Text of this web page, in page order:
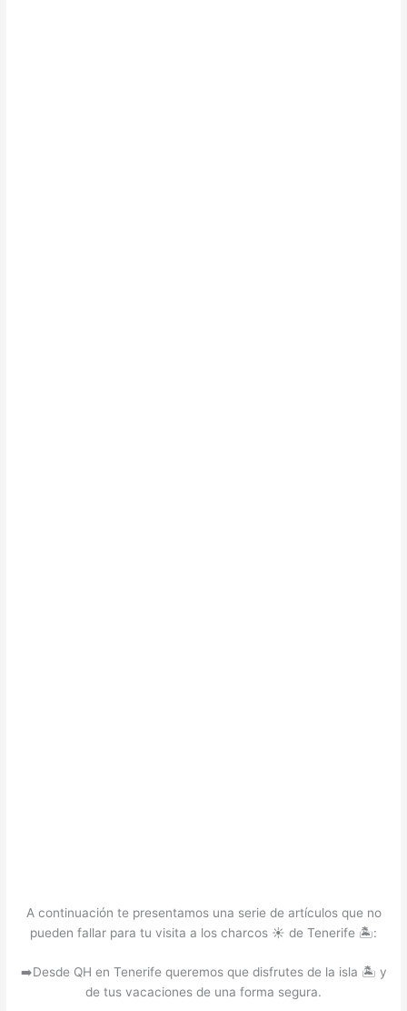
A continuación te presentamos una serie de artículos que no
pueden fallar para tu visita a los charcos ☀️ de Tenerife 🏝️:
➡️Desde QH en Tenerife queremos que disfrutes de la isla 🏝️ y
de tus vacaciones de una forma segura.